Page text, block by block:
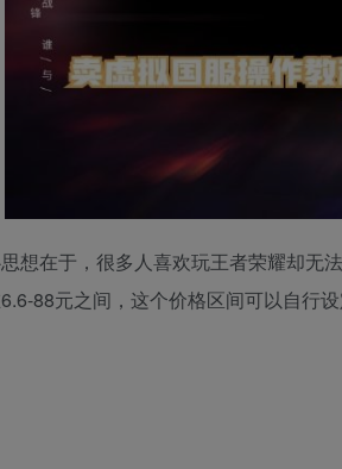
想在于，很多人喜欢玩王者荣耀却无
88元之间，这个价格区间可以自行